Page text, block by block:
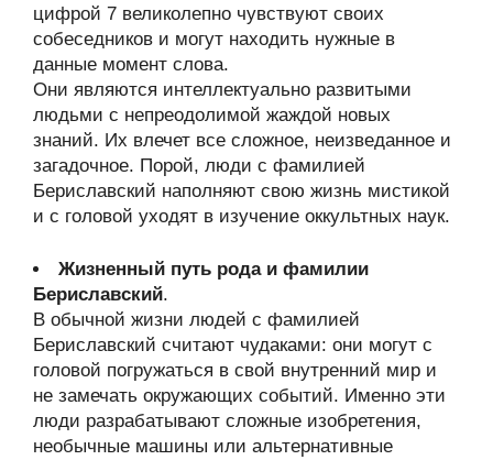
цифрой 7 великолепно чувствуют своих
собеседников и могут находить нужные в
данные момент слова.
Они являются интеллектуально развитыми
людьми с непреодолимой жаждой новых
знаний. Их влечет все сложное, неизведанное и
загадочное. Порой, люди с фамилией
Бериславский наполняют свою жизнь мистикой
и с головой уходят в изучение оккультных наук.
Жизненный путь рода и фамилии
Бериславский.
В обычной жизни людей с фамилией
Бериславский считают чудаками: они могут с
головой погружаться в свой внутренний мир и
не замечать окружающих событий. Именно эти
люди разрабатывают сложные изобретения,
необычные машины или альтернативные